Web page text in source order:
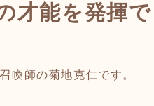
才能を発揮
喚師の菊地克仁です。